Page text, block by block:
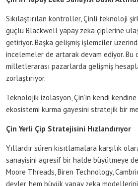
Sıkılaştırılan kontroller, Çinli teknoloji
güçlü Blackwell yapay zeka çiplerine
getiriyor. Başka gelişmiş işlemciler
incelemeler de artarak devam ediyor. Bu
milletlerarası pazarlarda gelişmiş
zorlaştırıyor.
Teknolojik izolasyon, Çin’in kendi
ekosistemi kurma gayesini stratejik bir
Çin Yerli Çip Stratejisini Hızlandırıyor
Yıllardır süren kısıtlamalara karşılık
sanayisini agresif bir halde büyütmeye
Moore Threads, Biren Technology,
devler, hem büyük yapay zeka